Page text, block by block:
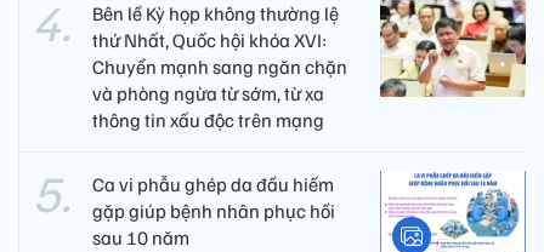
Bên lề Kỳ họp không thường lệ
thứ Nhất, Quốc hội khóa XVI:
Chuyển mạnh sang ngăn chặn
và phòng ngừa từ sớm, từ xa
thông tin xấu độc trên mạng
Ca vi phẫu ghép da đầu hiếm
gặp giúp bệnh nhân phục hồi
sau 10 năm